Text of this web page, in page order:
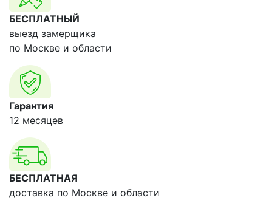
БЕСПЛАТНЫЙ
выезд замерщика
по Москве и области
Гарантия
12 месяцев
БЕСПЛАТНАЯ
доставка по Москве и области